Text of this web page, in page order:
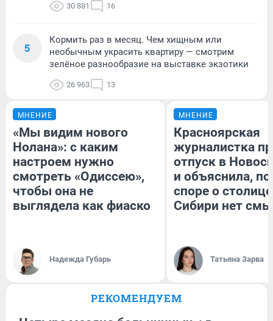
30 881 16
5
Кормить раз в месяц. Чем хищным или
необычным украсить квартиру — смотрим
зелёное разнообразие на выставке экзотики
26 963 13
МНЕНИЕ
«Мы видим нового
Нолана»: с каким
настроем нужно
смотреть «Одиссею»,
чтобы она не
выглядела как фиаско
Надежда Губарь
МНЕНИЕ
Красноярская
журналистка
отпуск в
и объяснила,
споре о столице
Сибири нет
Татьяна Зарва
РЕКОМЕНДУЕМ